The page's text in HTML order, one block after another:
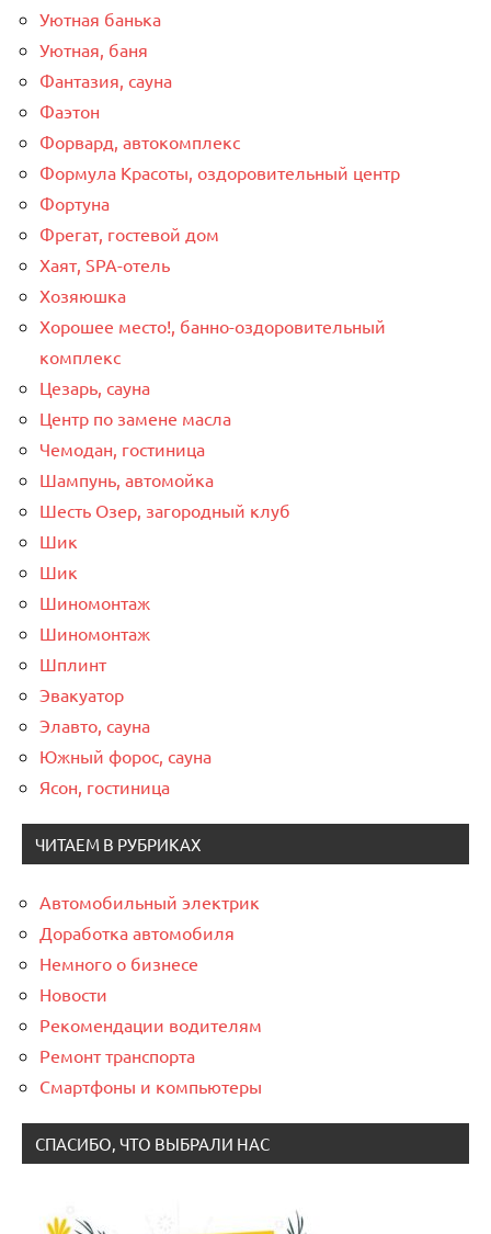
Уютная банька
Уютная, баня
Фантазия, сауна
Фаэтон
Форвард, автокомплекс
Формула Красоты, оздоровительный центр
Фортуна
Фрегат, гостевой дом
Хаят, SPA-отель
Хозяюшка
Хорошее место!, банно-оздоровительный
комплекс
Цезарь, сауна
Центр по замене масла
Чемодан, гостиница
Шампунь, автомойка
Шесть Озер, загородный клуб
Шик
Шик
Шиномонтаж
Шиномонтаж
Шплинт
Эвакуатор
Элавто, сауна
Южный форос, сауна
Ясон, гостиница
ЧИТАЕМ В РУБРИКАХ
Автомобильный электрик
Доработка автомобиля
Немного о бизнесе
Новости
Рекомендации водителям
Ремонт транспорта
Смартфоны и компьютеры
СПАСИБО, ЧТО ВЫБРАЛИ НАС